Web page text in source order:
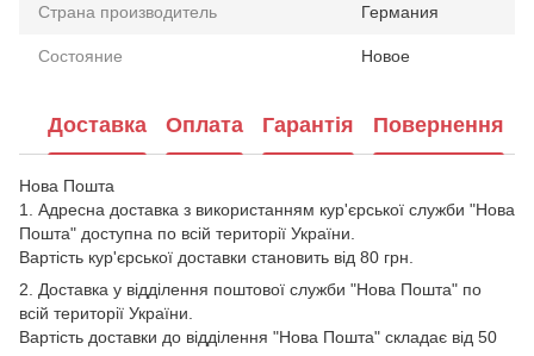
Страна производитель Германия
Состояние Новое
Доставка Оплата Гарантія Повернення
Нова Пошта
1. Адресна доставка з використанням кур'єрської служби "Нова
Пошта" доступна по всій території України.
Вартість кур'єрської доставки становить від 80 грн.
2. Доставка у відділення поштової служби "Нова Пошта" по
всій території України.
Вартість доставки до відділення "Нова Пошта" складає від 50